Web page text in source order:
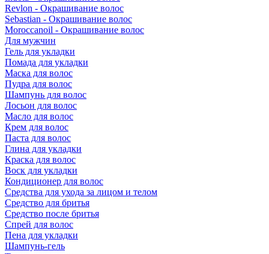
Revlon - Окрашивание волос
Sebastian - Окрашивание волос
Moroccanoil - Окрашивание волос
Для мужчин
Гель для укладки
Помада для укладки
Маска для волос
Пудра для волос
Шампунь для волос
Лосьон для волос
Масло для волос
Крем для волос
Паста для волос
Глина для укладки
Краска для волос
Воск для укладки
Кондиционер для волос
Средства для ухода за лицом и телом
Средство для бритья
Средство после бритья
Спрей для волос
Пена для укладки
Шампунь-гель